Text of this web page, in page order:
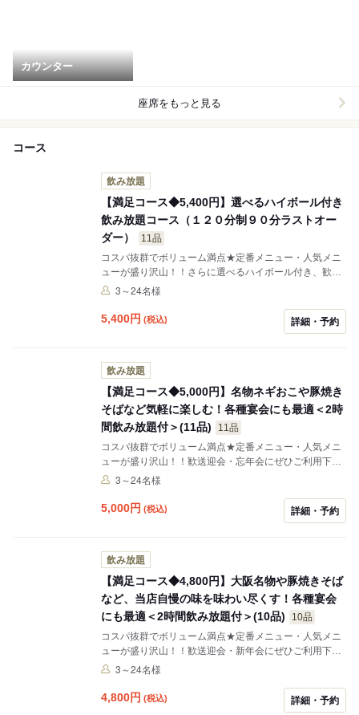
カウンター
座席をもっと見る
コース
飲み放題
【満足コース◆5,400円】選べるハイボール付き
飲み放題コース（１２０分制９０分ラストオー
ダー）
11品
コスパ抜群でボリューム満点★定番メニュー・人気メニ
ューが盛り沢山！！さらに選べるハイボール付き、歓送
迎会・新年会にぜひご利用下さい！！
3～24名様
5,400円 (税込) 詳細・予約
飲み放題
【満足コース◆5,000円】名物ネギおこや豚焼き
そばなど気軽に楽しむ！各種宴会にも最適＜2時
間飲み放題付＞(11品)
11品
コスパ抜群でボリューム満点★定番メニュー・人気メニ
ューが盛り沢山！！歓送迎会・忘年会にぜひご利用下さ
い！！3～24名様
5,000円 (税込) 詳細・予約
飲み放題
【満足コース◆4,800円】大阪名物や豚焼きそば
など、当店自慢の味を味わい尽くす！各種宴会
にも最適＜2時間飲み放題付＞(10品)
10品
コスパ抜群でボリューム満点★定番メニュー・人気メニ
ューが盛り沢山！！歓送迎会・新年会にぜひご利用下さ
い！！3～24名様
4,800円 (税込) 詳細・予約